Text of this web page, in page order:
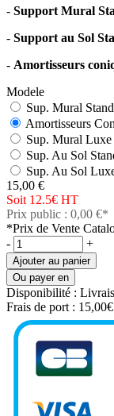
- Support Mural
- Support au Sol
- Amortisseurs
Modele
Sup. Mural
Amortisseurs
Sup. Mural
Sup. Au Sol
Sup. Au Sol
15,00 €
Soit 12.5€ HT
Prix public : 0,00 €*
*Prix de Vente
-
+
Ajouter au panier
Ou payer en
Disponibilité :
Frais de port :